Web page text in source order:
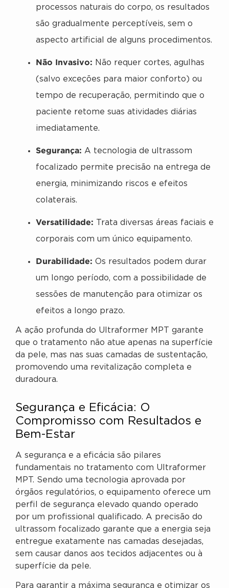
processos naturais do corpo, os resultados
são gradualmente perceptíveis, sem o
aspecto artificial de alguns procedimentos.
Não Invasivo: Não requer cortes, agulhas
(salvo exceções para maior conforto) ou
tempo de recuperação, permitindo que o
paciente retome suas atividades diárias
imediatamente.
Segurança: A tecnologia de ultrassom
focalizado permite precisão na entrega de
energia, minimizando riscos e efeitos
colaterais.
Versatilidade: Trata diversas áreas faciais e
corporais com um único equipamento.
Durabilidade: Os resultados podem durar
um longo período, com a possibilidade de
sessões de manutenção para otimizar os
efeitos a longo prazo.
A ação profunda do Ultraformer MPT garante
que o tratamento não atue apenas na superfície
da pele, mas nas suas camadas de sustentação,
promovendo uma revitalização completa e
duradoura.
Segurança e Eficácia: O
Compromisso com Resultados e
Bem-Estar
A segurança e a eficácia são pilares
fundamentais no tratamento com Ultraformer
MPT. Sendo uma tecnologia aprovada por
órgãos regulatórios, o equipamento oferece um
perfil de segurança elevado quando operado
por um profissional qualificado. A precisão do
ultrassom focalizado garante que a energia seja
entregue exatamente nas camadas desejadas,
sem causar danos aos tecidos adjacentes ou à
superfície da pele.
Para garantir a máxima segurança e otimizar os